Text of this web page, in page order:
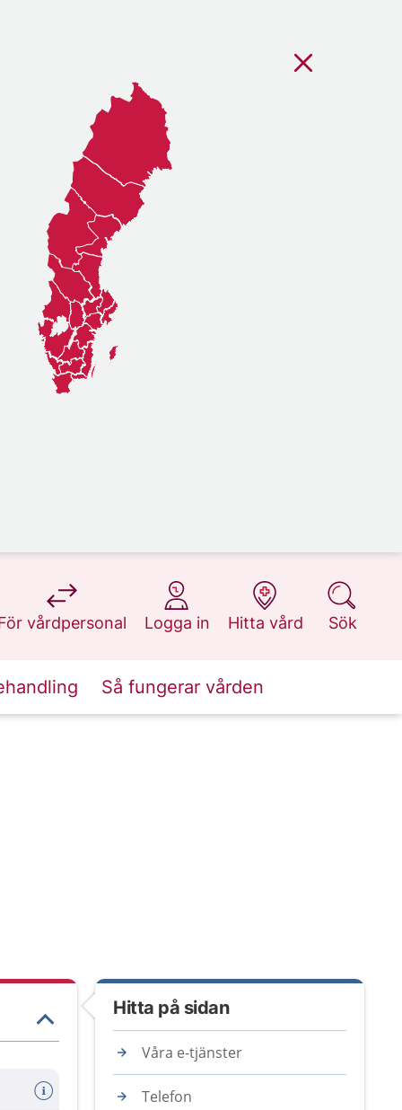
vårdpersonal
på 1177.se
Logga in
på 1177.se
Hitta vård
på 1177.se
Sök
på 1177.se
Så fungerar vården
Hitta på sidan
Våra e-tjänster
Telefon